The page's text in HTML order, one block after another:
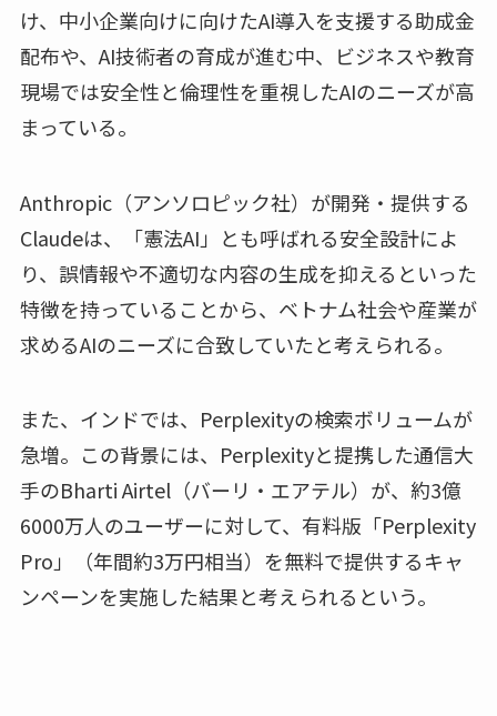
け、中小企業向けに向けたAI導入を支援する助成金
配布や、AI技術者の育成が進む中、ビジネスや教育
現場では安全性と倫理性を重視したAIのニーズが高
まっている。
Anthropic（アンソロピック社）が開発・提供する
Claudeは、「憲法AI」とも呼ばれる安全設計によ
り、誤情報や不適切な内容の生成を抑えるといった
特徴を持っていることから、ベトナム社会や産業が
求めるAIのニーズに合致していたと考えられる。
また、インドでは、Perplexityの検索ボリュームが
急増。この背景には、Perplexityと提携した通信大
手のBharti Airtel（バーリ・エアテル）が、約3億
6000万人のユーザーに対して、有料版「Perplexity
Pro」（年間約3万円相当）を無料で提供するキャ
ンペーンを実施した結果と考えられるという。